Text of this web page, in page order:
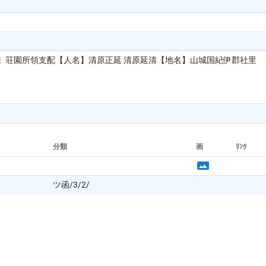
園所領支配【人名】清原正延 清原延清【地名】山城国紀伊郡社里
分類 画 ﾘﾝｸ
ツ函/3/2/